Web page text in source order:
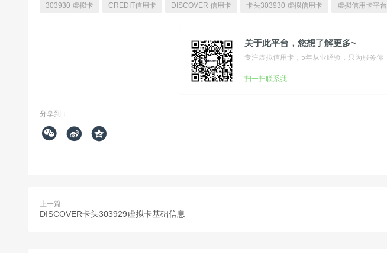
303930 虚拟卡 CREDIT信用卡 DISCOVER 信用卡 卡头303930 虚拟信用卡 虚拟信用卡平台
关于此平台，您想了解更多~
专注虚拟信用卡，5年从业经验，只为服务你
扫一扫联系我
分享到：
  
上一篇
DISCOVER卡头303929虚拟卡基础信息